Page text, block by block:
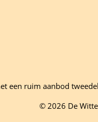
een ruim aanbod
© 2026 De Witte